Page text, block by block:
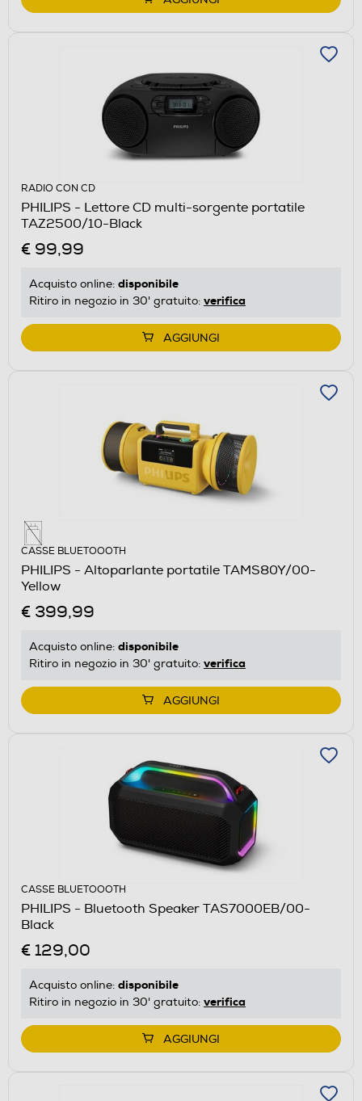
RADIO CON CD
PHILIPS - Lettore CD multi-sorgente portatile
TAZ2500/10-Black
€ 99,99
Acquisto online: disponibile
Ritiro in negozio in 30' gratuito: verifica
AGGIUNGI
CASSE BLUETOOOTH
PHILIPS - Altoparlante portatile TAMS80Y/00-
Yellow
€ 399,99
Acquisto online: disponibile
Ritiro in negozio in 30' gratuito: verifica
AGGIUNGI
CASSE BLUETOOOTH
PHILIPS - Bluetooth Speaker TAS7000EB/00-
Black
€ 129,00
Acquisto online: disponibile
Ritiro in negozio in 30' gratuito: verifica
AGGIUNGI